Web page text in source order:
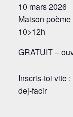
10 mars 2026
Maison poème
10>12h
GRATUIT –
Inscris-toi vite
dej-facir